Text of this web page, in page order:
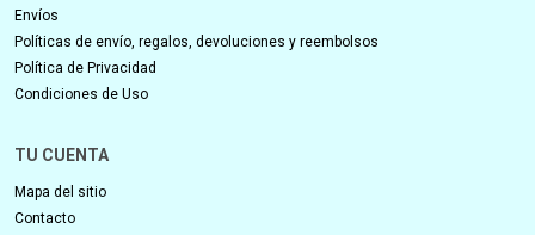
Envíos
Políticas de envío, regalos, devoluciones y reembolsos
Política de Privacidad
Condiciones de Uso
TU CUENTA
Mapa del sitio
Contacto